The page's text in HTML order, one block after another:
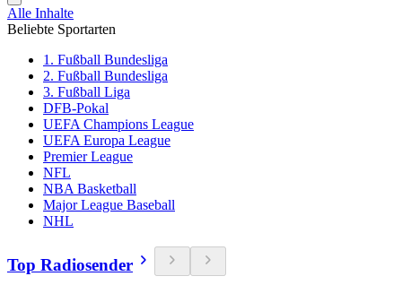
Alle Inhalte
Beliebte Sportarten
1. Fußball Bundesliga
2. Fußball Bundesliga
3. Fußball Liga
DFB-Pokal
UEFA Champions League
UEFA Europa League
Premier League
NFL
NBA Basketball
Major League Baseball
NHL
Top Radiosender